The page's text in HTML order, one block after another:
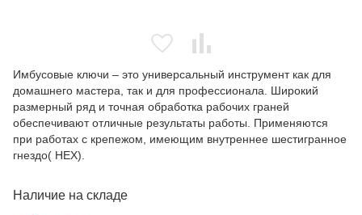
Имбусовые ключи – это универсальный инструмент как для
домашнего мастера, так и для профессионала. Широкий
размерный ряд и точная обработка рабочих граней
обеспечивают отличные результаты работы. Применяются
при работах с крепежом, имеющим внутреннее шестигранное
гнездо( HEX).
Наличие на складе